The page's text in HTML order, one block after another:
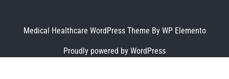
Medical Healthcare WordPress Theme By WP Elemento
Proudly powered by WordPress